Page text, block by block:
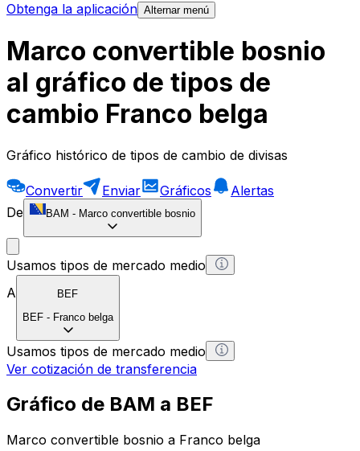
Obtenga la aplicación Alternar menú
Marco convertible bosnio
al gráfico de tipos de
cambio Franco belga
Gráfico histórico de tipos de cambio de divisas
Convertir Enviar Gráficos
Alertas
De
BAM - Marco convertible bosnio
Usamos tipos de mercado medio
A
BEF
BEF - Franco belga
Usamos tipos de mercado medio
Ver cotización de transferencia
Gráfico de BAM a BEF
Marco convertible bosnio a Franco belga